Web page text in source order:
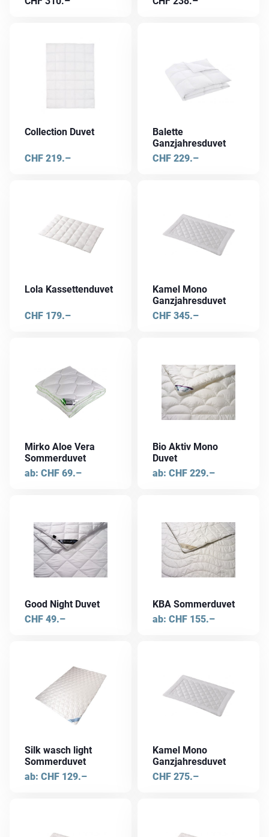
Collection Duvet
CHF 219.–
Balette
Ganzjahresduvet
CHF 229.–
Lola Kassettenduvet
CHF 179.–
Kamel Mono
Ganzjahresduvet
CHF 345.–
Mirko Aloe Vera
Sommerduvet
ab: CHF 69.–
Produkt
weist
mehrere
Varianten
Die
Optionen
können
gewählt
werden
Bio Aktiv Mono
Duvet
ab: CHF 229.–
Produkt
weist
mehrere
Varianten
Die
Optionen
können
gewählt
werden
Good Night Duvet
CHF 49.–
KBA Sommerduvet
ab: CHF 155.–
Produkt
weist
mehrere
Varianten
Die
Optionen
gewählt
werden
Silk wasch light
Sommerduvet
ab: CHF 129.–
weist
mehrere
Varianten
Die
Optionen
können
gewählt
Kamel Mono
Ganzjahresduvet
CHF 275.–